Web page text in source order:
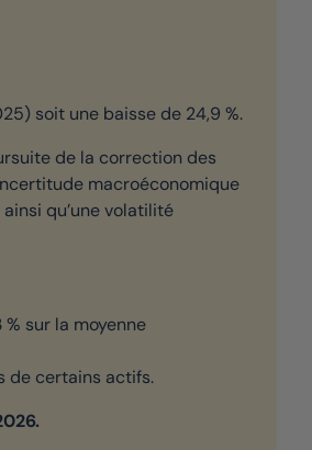
soit une baisse de 24,9 %.
de la correction des
macroéconomique
qu’une volatilité
sur la moyenne
de certains actifs.